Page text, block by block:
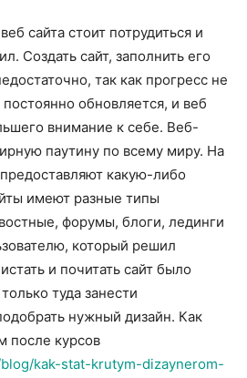
сайта стоит потрудиться и
Создать сайт, заполнить его
так как прогресс не
обновляется, и веб
внимание к себе. Веб-
паутину по всему миру. На
какую-либо
имеют разные типы
форумы, блоги, лединги
который решил
и почитать сайт было
туда занести
нужный дизайн. Как
после курсов
kak-stat-krutym-dizaynerom-